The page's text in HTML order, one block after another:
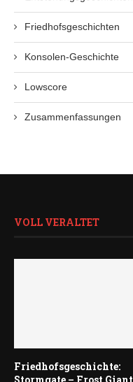
Friedhofsgeschichten
Konsolen-Geschichte
Lowscore
Zusammenfassungen
VOLL VERALTET
Friedhofsgeschichte: